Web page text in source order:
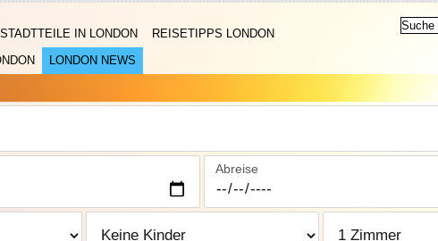
STADTTEILE IN LONDON
REISETIPPS LONDON
LONDON NEWS
Abreise